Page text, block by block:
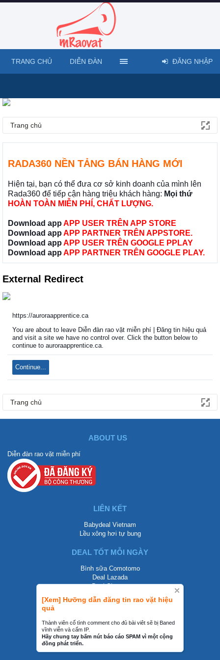
Trang chủ
RADA360 NỀN TẢNG BÁN HÀNG MỚI
Hiện tại, bạn có thể đưa cơ sở kinh doanh của mình lên
Rada360 để tiếp cận hàng triệu khách hàng: Mọi thứ
HOÀN TOÀN MIỄN PHÍ, CHẤT LƯỢNG.
Download app APP USER TRÊN APP STORE
Download app APP PARTNER TRÊN APPSTORE.
Download app APP USER TRÊN GOOGLE PPLAY
Download app APP PARTNER TRÊN GOOGLE PLAY.
[Xem] Hưỡng dẫn đăng tin rao vặt hiệu
quả
Thành viên cố tình comment cho đủ bài viêt sẽ bị Baned
vĩnh viễn và cấm IP.
Hãy chung tay bấm nút báo cáo SPAM vì một cộng
đồng phát triển.
External Redirect
https://auroraapprentice.ca
You are about to leave Diễn đàn rao vặt miễn phí | Đăng tin hiệu quả
and visit a site we have no control over. Click the button below to
continue to auroraapprentice.ca.
Continue...
Trang chủ
TRANG CHỦ DIỄN ĐÀN ĐĂNG NHẬP
ABOUT US
Diễn đàn rao vặt miễn phí
LIÊN KẾT
Babydeal Vietnam
Lều xông hơi tự bung
DEAL TỐT MỖI NGÀY
Bình sữa Comotomo
Deal Lazada
Deal Shopee
LIÊN HỆ
0858002468
contact@mraovat.vn